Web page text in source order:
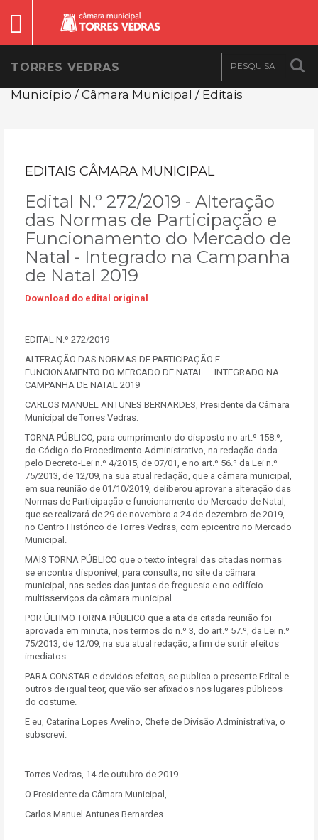
TORRES VEDRAS
Município / Câmara Municipal / Editais
EDITAIS CÂMARA MUNICIPAL
Edital N.º 272/2019 - Alteração
das Normas de Participação e
Funcionamento do Mercado de
Natal - Integrado na Campanha
de Natal 2019
Download do edital original
EDITAL N.º 272/2019
ALTERAÇÃO DAS NORMAS DE PARTICIPAÇÃO E
FUNCIONAMENTO DO MERCADO DE NATAL – INTEGRADO NA
CAMPANHA DE NATAL 2019
CARLOS MANUEL ANTUNES BERNARDES, Presidente da Câmara
Municipal de Torres Vedras:
TORNA PÚBLICO, para cumprimento do disposto no art.º 158.º,
do Código do Procedimento Administrativo, na redação dada
pelo Decreto-Lei n.º 4/2015, de 07/01, e no art.º 56.º da Lei n.º
75/2013, de 12/09, na sua atual redação, que a câmara municipal,
em sua reunião de 01/10/2019, deliberou aprovar a alteração das
Normas de Participação e funcionamento do Mercado de Natal,
que se realizará de 29 de novembro a 24 de dezembro de 2019,
no Centro Histórico de Torres Vedras, com epicentro no Mercado
Municipal.
MAIS TORNA PÚBLICO que o texto integral das citadas normas
se encontra disponível, para consulta, no site da câmara
municipal, nas sedes das juntas de freguesia e no edifício
multisserviços da câmara municipal.
POR ÚLTIMO TORNA PÚBLICO que a ata da citada reunião foi
aprovada em minuta, nos termos do n.º 3, do art.º 57.º, da Lei n.º
75/2013, de 12/09, na sua atual redação, a fim de surtir efeitos
imediatos.
PARA CONSTAR e devidos efeitos, se publica o presente Edital e
outros de igual teor, que vão ser afixados nos lugares públicos
do costume.
E eu, Catarina Lopes Avelino, Chefe de Divisão Administrativa, o
subscrevi.
Torres Vedras, 14 de outubro de 2019
O Presidente da Câmara Municipal,
Carlos Manuel Antunes Bernardes